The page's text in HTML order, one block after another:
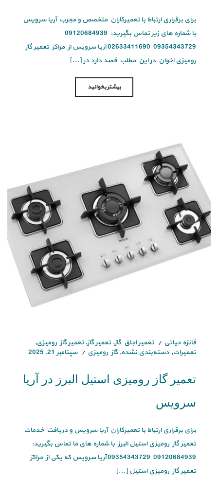
برای برقراری ارتباط با تعمیرکاران متخصص و مجرب آریا سرویس
09354343729 02633411690 آریا سرویس از مراکز تعمیر گاز
رومیزی اخوان در این مطلب قصد دارد در [...]
بیشتر بخوانید
فائزه حیاتی تعمیر اجاق گاز, تعمیر گاز, تعمیر گاز رومیزی,
تعمیرات, دسته‌بندی نشده,گاز رومیزی سپتامبر 21, 2025
تعمیر گاز رومیزی استیل البرز در آریا
سرویس
برای برقراری ارتباط با تعمیرکاران آریا سرویس و دریافت خدمات
تعمیر گاز رومیزی استیل البرز با شماره های ما تماس بگیرید:
09120684939 09354343729 آریا سرویس که یکی از مراکز
تعمیر گاز رومیزی استیل [...]